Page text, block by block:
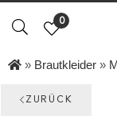
0
» Brautkleider »
ZURÜCK